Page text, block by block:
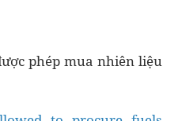
phép mua nhiên liệu